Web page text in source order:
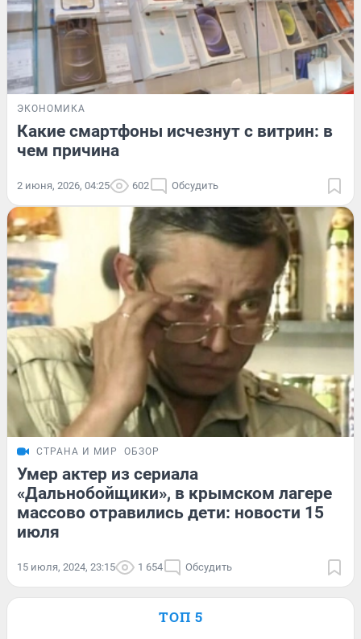
ЭКОНОМИКА
Какие смартфоны исчезнут с витрин: в
чем причина
2 июня, 2026, 04:25 602 Обсудить
СТРАНА И МИР ОБЗОР
Умер актер из сериала
«Дальнобойщики», в крымском лагере
массово отравились дети: новости 15
июля
15 июля, 2024, 23:15 1 654 Обсудить
ТОП 5